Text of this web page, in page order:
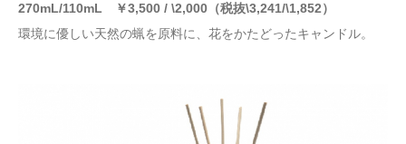
270mL/110mL ￥3,500 / \2,000 （税抜\3,241/\1,852）
環境に優しい天然の蝋を原料に、花をかたどったキャンドル。